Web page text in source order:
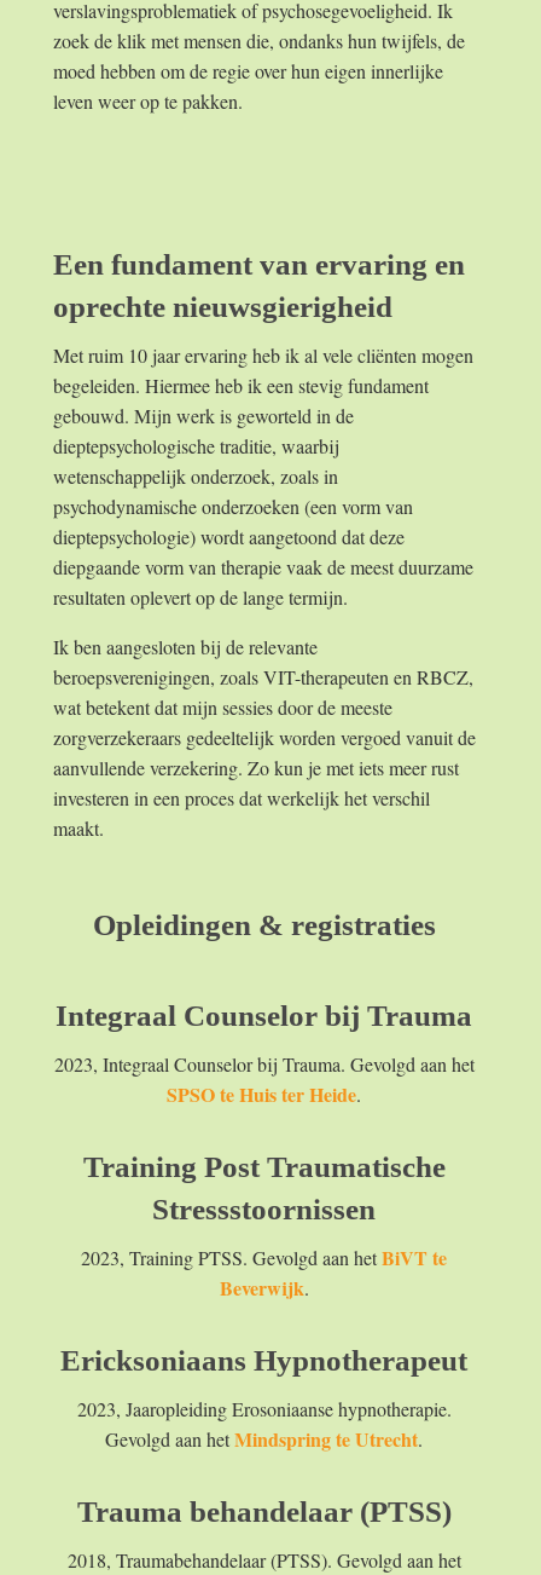
verslavingsproblematiek of psychosegevoeligheid. Ik
zoek de klik met mensen die, ondanks hun twijfels, de
moed hebben om de regie over hun eigen innerlijke
leven weer op te pakken.
Een fundament van ervaring en
oprechte nieuwsgierigheid
Met ruim 10 jaar ervaring heb ik al vele cliënten mogen
begeleiden. Hiermee heb ik een stevig fundament
gebouwd. Mijn werk is geworteld in de
dieptepsychologische traditie, waarbij
wetenschappelijk onderzoek, zoals in
psychodynamische onderzoeken (een vorm van
dieptepsychologie) wordt aangetoond dat deze
diepgaande vorm van therapie vaak de meest duurzame
resultaten oplevert op de lange termijn.
Ik ben aangesloten bij de relevante
beroepsverenigingen, zoals VIT-therapeuten en RBCZ,
wat betekent dat mijn sessies door de meeste
zorgverzekeraars gedeeltelijk worden vergoed vanuit de
aanvullende verzekering. Zo kun je met iets meer rust
investeren in een proces dat werkelijk het verschil
maakt.
Opleidingen & registraties
Integraal Counselor bij Trauma
2023, Integraal Counselor bij Trauma. Gevolgd aan het
SPSO te Huis ter Heide.
Training Post Traumatische
Stressstoornissen
2023, Training PTSS. Gevolgd aan hetBiVT te
Beverwijk.
Ericksoniaans Hypnotherapeut
2023, Jaaropleiding Erosoniaanse hypnotherapie.
Gevolgd aan hetMindspring te Utrecht.
Trauma behandelaar (PTSS)
2018, Traumabehandelaar (PTSS). Gevolgd aan het